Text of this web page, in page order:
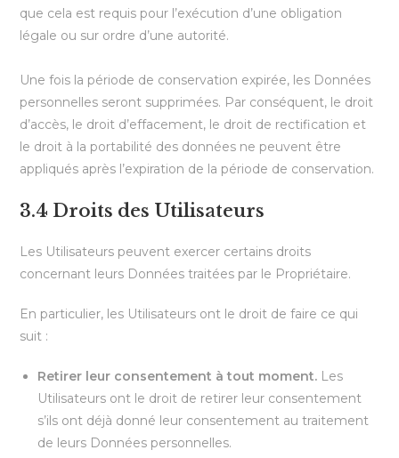
que cela est requis pour l’exécution d’une obligation
légale ou sur ordre d’une autorité.
Une fois la période de conservation expirée, les Données
personnelles seront supprimées. Par conséquent, le droit
d’accès, le droit d’effacement, le droit de rectification et
le droit à la portabilité des données ne peuvent être
appliqués après l’expiration de la période de conservation.
3.4 Droits des Utilisateurs
Les Utilisateurs peuvent exercer certains droits
concernant leurs Données traitées par le Propriétaire.
En particulier, les Utilisateurs ont le droit de faire ce qui
suit :
Retirer leur consentement à tout moment. Les
Utilisateurs ont le droit de retirer leur consentement
s’ils ont déjà donné leur consentement au traitement
de leurs Données personnelles.